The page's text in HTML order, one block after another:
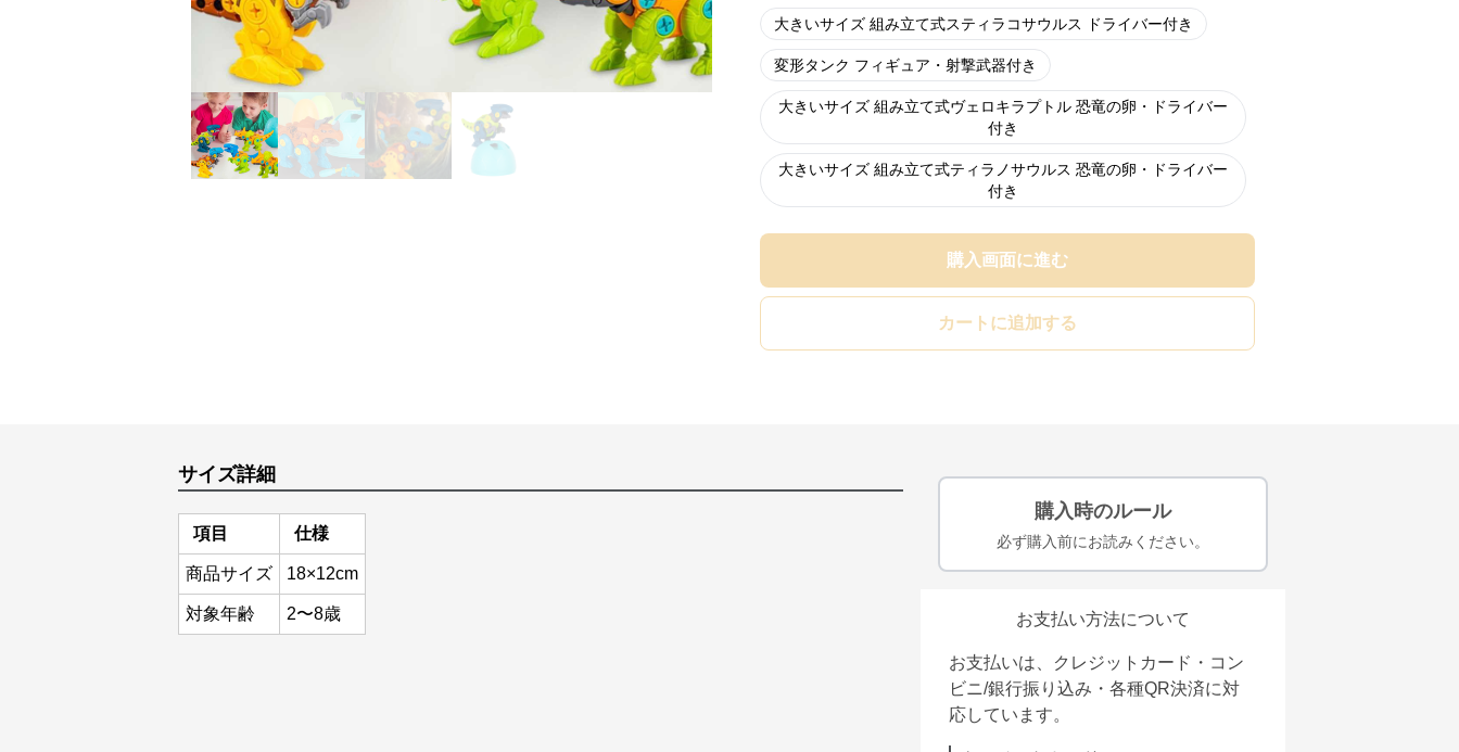
大きいサイズ 組み立て式スティラコサウルス ドライバー付き
変形タンク フィギュア・射撃武器付き
大きいサイズ 組み立て式ヴェロキラプトル 恐竜の卵・ドライバー
付き
大きいサイズ 組み立て式ティラノサウルス 恐竜の卵・ドライバー
付き
購入画面に進む
カートに追加する
サイズ詳細
項目 仕様
商品サイズ 18×12cm
対象年齢 2〜8歳
購入時のルール
必ず購入前にお読みください。
お支払い方法について
お支払いは、クレジットカード・コン
ビニ/銀行振り込み・各種QR決済に対
応しています。